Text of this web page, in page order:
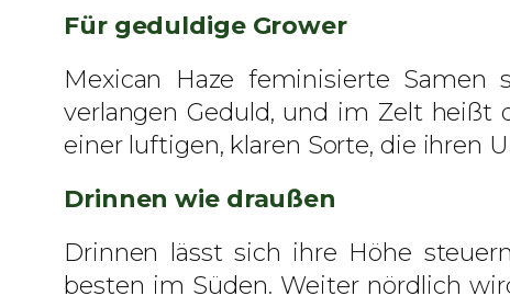
Für geduldige Grower
Mexican Haze feminisierte
verlangen Geduld, und im Zelt
einer luftigen, klaren Sorte, die ihren
Drinnen wie draußen
Drinnen lässt sich ihre Höhe
besten im Süden. Weiter nördlich